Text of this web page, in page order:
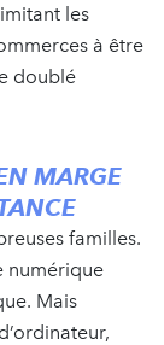
les
à être
doublé
MARGE
familles.
numérique
Mais